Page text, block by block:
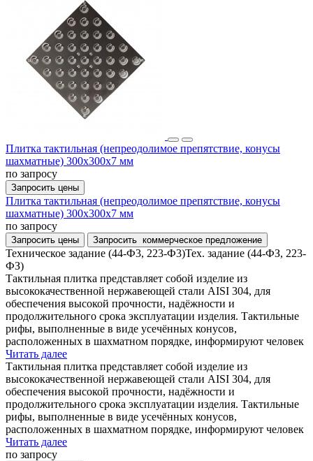
Плитка тактильная (непреодолимое препятствие, конусы
шахматные) 300х300х7 мм
по запросу
Запросить цены
Плитка тактильная (непреодолимое препятствие, конусы
шахматные) 300х300х7 мм
по запросу
Запросить цены Запросить коммерческое предложение
Техническое задание (44-Ф3, 223-Ф3)Тех. задание (44-ФЗ, 223-
ФЗ)
Тактильная плитка представляет собой изделие из
высококачественной нержавеющей стали AISI 304, для
обеспечения высокой прочности, надёжности и
продолжительного срока эксплуатации изделия. Тактильные
рифы, выполненные в виде усечённых конусов,
расположенных в шахматном порядке, информируют человек
Читать далее
Тактильная плитка представляет собой изделие из
высококачественной нержавеющей стали AISI 304, для
обеспечения высокой прочности, надёжности и
продолжительного срока эксплуатации изделия. Тактильные
рифы, выполненные в виде усечённых конусов,
расположенных в шахматном порядке, информируют человек
Читать далее
по запросу